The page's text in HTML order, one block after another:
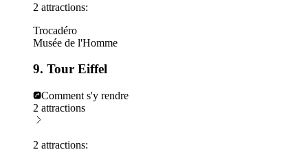
2 attractions:
Trocadéro
Musée de l'Homme
9. Tour Eiffel
Comment s'y rendre
2 attractions
2 attractions: